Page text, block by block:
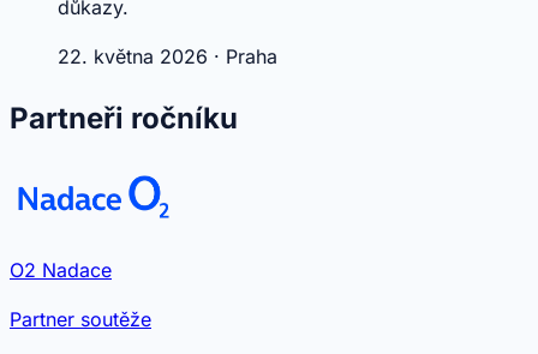
důkazy.
22. května 2026 · Praha
Partneři ročníku
O2 Nadace
Partner soutěže